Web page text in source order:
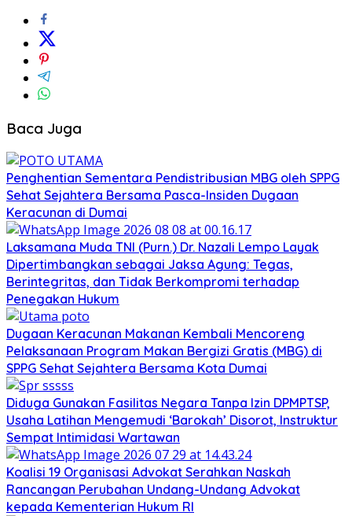
Baca Juga
Penghentian Sementara Pendistribusian MBG oleh SPPG
Sehat Sejahtera Bersama Pasca-Insiden Dugaan
Keracunan di Dumai
Laksamana Muda TNI (Purn.) Dr. Nazali Lempo Layak
Dipertimbangkan sebagai Jaksa Agung: Tegas,
Berintegritas, dan Tidak Berkompromi terhadap
Penegakan Hukum
Dugaan Keracunan Makanan Kembali Mencoreng
Pelaksanaan Program Makan Bergizi Gratis (MBG) di
SPPG Sehat Sejahtera Bersama Kota Dumai
Diduga Gunakan Fasilitas Negara Tanpa Izin DPMPTSP,
Usaha Latihan Mengemudi ‘Barokah’ Disorot, Instruktur
Sempat Intimidasi Wartawan
Koalisi 19 Organisasi Advokat Serahkan Naskah
Rancangan Perubahan Undang-Undang Advokat
kepada Kementerian Hukum RI